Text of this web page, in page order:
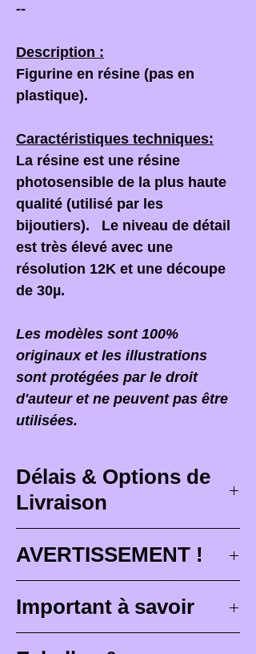
--
Description :
Figurine en résine (pas en
plastique).
Caractéristiques techniques:
La résine est une résine
photosensible de la plus haute
qualité (utilisé par les
bijoutiers). Le niveau de détail
est très élevé avec une
résolution 12K et une découpe
de 30µ.
Les modèles sont 100%
originaux et les illustrations
sont protégées par le droit
d'auteur et ne peuvent pas être
utilisées.
Délais & Options de
Livraison
Les délais de livraison
correspondent à des délais
maximum de conception (3 à 4
AVERTISSEMENT !
commande,il est PRIMORDIAL
d'ouvrir votre colis devant le
Important à savoir